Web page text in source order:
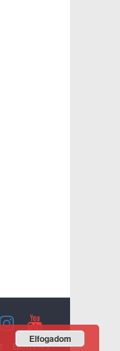
Előfizetés
Elfogadom